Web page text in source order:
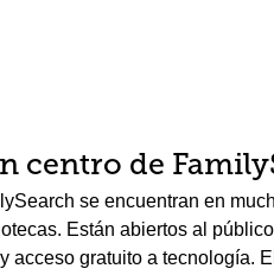
centro de
se encuentran en
Están abiertos al
acceso gratuito a tecnología.